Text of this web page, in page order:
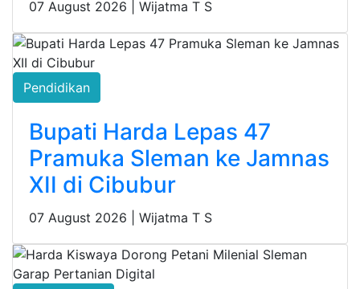
07 August 2026 | Wijatma T S
Pendidikan
Bupati Harda Lepas 47
Pramuka Sleman ke Jamnas
XII di Cibubur
07 August 2026 | Wijatma T S